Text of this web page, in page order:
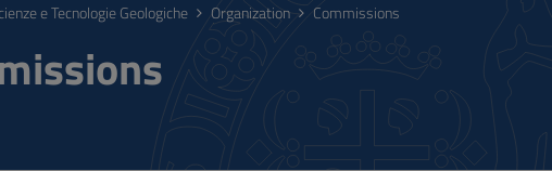
e Tecnologie Geologiche Organization Commissions